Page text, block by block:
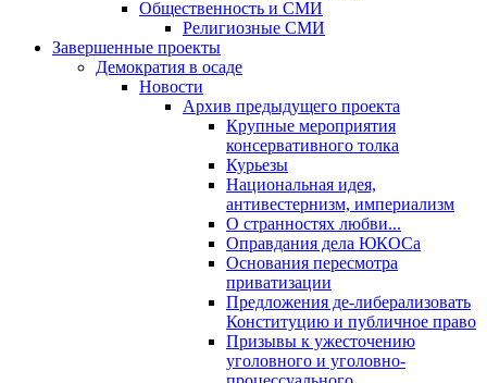
Общественность и СМИ
Религиозные СМИ
Завершенные проекты
Демократия в осаде
Новости
Архив предыдущего проекта
Крупные мероприятия
консервативного толка
Курьезы
Национальная идея,
антивестернизм, империализм
О странностях любви...
Оправдания дела ЮКОСа
Основания пересмотра
приватизации
Предложения де-либерализовать
Конституцию и публичное право
Призывы к ужесточению
уголовного и уголовно-